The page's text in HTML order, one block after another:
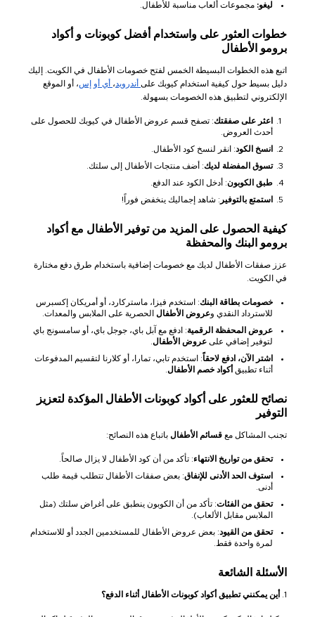
ليغو: مجموعات ألعاب مناسبة للأطفال.
خطوات العثور على واستخدام أفضل كوبونات و أكواد
برومو الأطفال
اتبع هذه الخطوات البسيطة الخمس لفتح خصومات الأطفال في الكويت. إليك
دليل بسيط حول كيفية استخدام كيوبك على أندرويد ، أي أو إس، أو الموقع
الإلكتروني لتطبيق هذه الخصومات بسهولة.
اعثر على صفقتك: تصفح قسم عروض الأطفال في كيوبك للحصول على
أحدث العروض.
انسخ الكود: انقر لنسخ كود الأطفال.
تسوق المفضلة لديك: أضف منتجات الأطفال إلى سلتك.
طبق الكوبون: أدخل الكود عند الدفع.
استمتع بالتوفير : شاهد إجماليك ينخفض فوراً!
كيفية الحصول على المزيد من توفير الأطفال مع أكواد
برومو البنك والمحفظة
عزز صفقات الأطفال لديك مع خصومات إضافية باستخدام طرق دفع مختارة
في الكويت.
خصومات بطاقة البنك: استخدم فيزا، ماستركارد، أو أمريكان إكسبرس
للاسترداد النقدي وعروض الأطفال الحصرية على الملابس والمعدات.
عروض المحفظة الرقمية: ادفع مع آبل باي، جوجل باي، أو سامسونج باي
لتوفير إضافي على عروض الأطفال
اشتر الآن، ادفع لاحقاً: استخدم تابي، تمارا، أو كلارنا لتقسيم المدفوعات
أثناء تطبيق أكواد خصم الأطفال
نصائح للعثور على أكواد كوبونات الأطفال المؤكدة لتعزيز
التوفير
تجنب المشاكل مع قسائم الأطفال باتباع هذه النصائح:
تحقق من تواريخ الانتهاء: تأكد من أن كود الأطفال لا يزال صالحاً.
استوف الحد الأدنى للإنفاق: بعض صفقات الأطفال تتطلب قيمة طلب
أدنى.
تحقق من الفئات: تأكد من أن الكوبون ينطبق على أغراض سلتك (مثل
الملابس مقابل الألعاب).
تحقق من القيود: بعض عروض الأطفال للمستخدمين الجدد أو للاستخدام
لمرة واحدة فقط.
الأسئلة الشائعة
1. أين يمكنني تطبيق أكواد كوبونات الأطفال أثناء الدفع؟